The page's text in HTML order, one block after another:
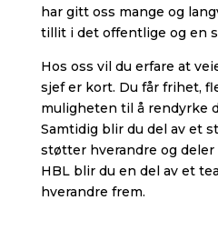
har gitt oss mange og
tillit i det offentlige og en
Hos oss vil du erfare at
sjef er kort. Du får frihet,
muligheten til å rendyrke
Samtidig blir du del av et
støtter hverandre og deler
HBL blir du en del av et
hverandre frem.